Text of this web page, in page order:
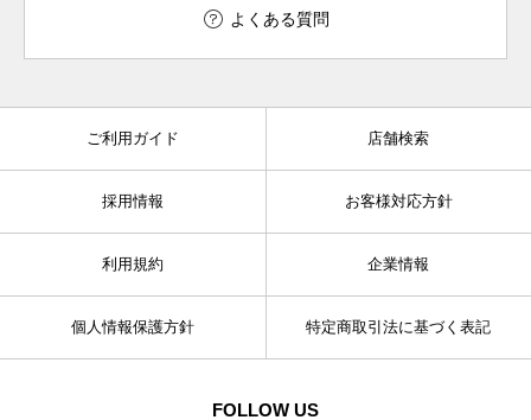
よくある質問
ご利用ガイド 店舗検索
採用情報 お客様対応方針
利用規約 企業情報
個人情報保護方針 特定商取引法に基づく表記
FOLLOW US